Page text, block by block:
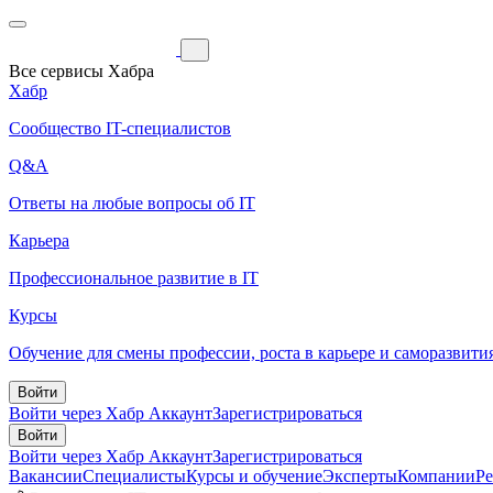
Все сервисы Хабра
Хабр
Сообщество IT-специалистов
Q&A
Ответы на любые вопросы об IT
Карьера
Профессиональное развитие в IT
Курсы
Обучение для смены профессии, роста в карьере и
Войти
Войти через Хабр АккаунтЗарегистрироваться
Войти
Войти через Хабр АккаунтЗарегистрироваться
ВакансииСпециалистыКурсы и обучениеЭкспертыКомпании